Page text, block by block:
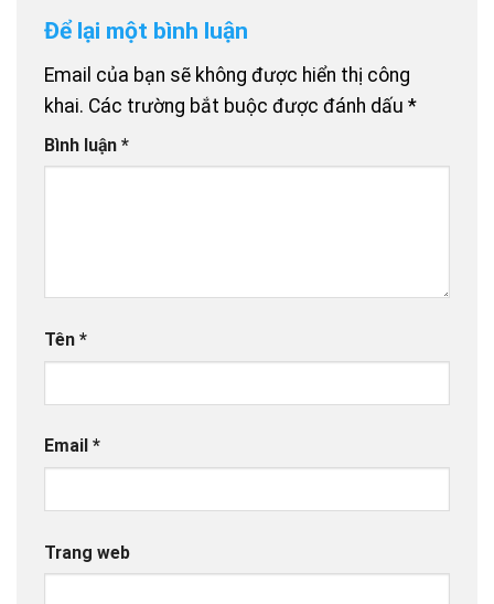
Để lại một bình luận
Email của bạn sẽ không được hiển thị công
khai. Các trường bắt buộc được đánh dấu *
Bình luận *
Tên *
Email *
Trang web